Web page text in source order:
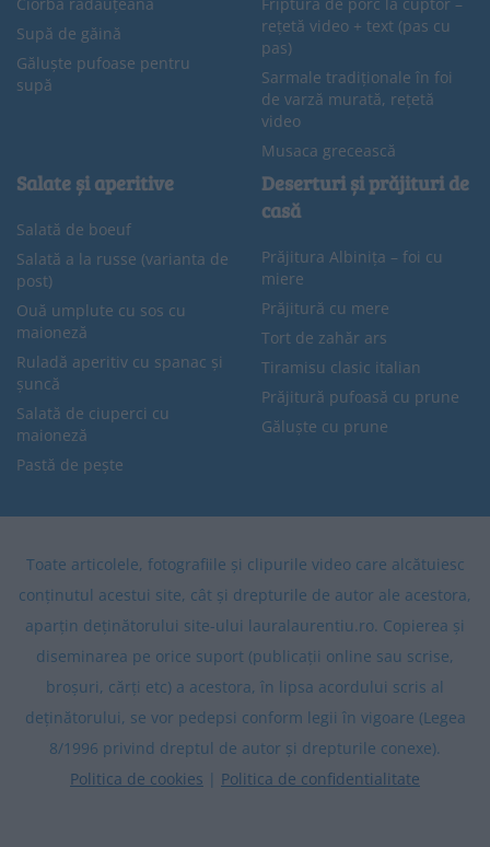
Supă de găină
Găluște pufoase pentru
supă
rețetă video + text (pas cu
pas)
Sarmale tradiționale în foi
de varză murată, rețetă
video
Musaca grecească
Salate și aperitive
Salată de boeuf
Salată a la russe (varianta de
post)
Ouă umplute cu sos cu
maioneză
Ruladă aperitiv cu spanac și
șuncă
Salată de ciuperci cu
maioneză
Pastă de pește
Deserturi și prăjituri de
casă
Prăjitura Albinița – foi cu
miere
Prăjitură cu mere
Tort de zahăr ars
Tiramisu clasic italian
Prăjitură pufoasă cu prune
Găluște cu prune
Toate articolele, fotografiile și clipurile video care alcătuiesc
conținutul acestui site, cât și drepturile de autor ale acestora,
aparțin deținătorului site-ului lauralaurentiu.ro. Copierea și
diseminarea pe orice suport (publicații online sau scrise,
broșuri, cărți etc) a acestora, în lipsa acordului scris al
deținătorului, se vor pedepsi conform legii în vigoare (Legea
8/1996 privind dreptul de autor și drepturile conexe).
Politica de cookies | Politica de confidentialitate